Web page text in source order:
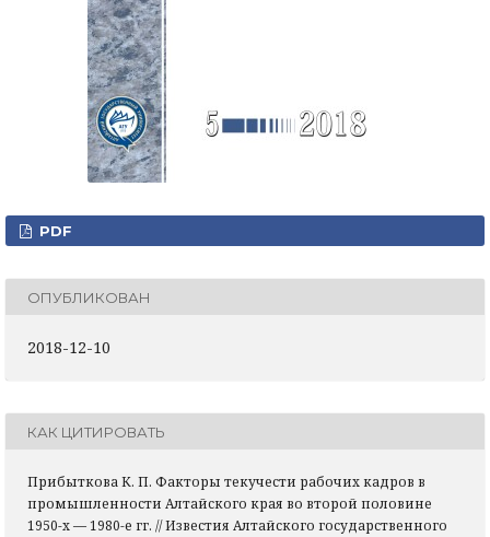
PDF
ОПУБЛИКОВАН
2018-12-10
КАК ЦИТИРОВАТЬ
Прибыткова К. П. Факторы текучести рабочих кадров в
промышленности Алтайского края во второй половине
1950-х — 1980-е гг. // Известия Алтайского государственного